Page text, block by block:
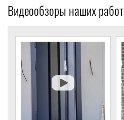
Видеообзоры наших работ